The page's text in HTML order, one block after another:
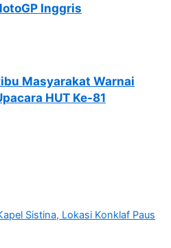
Inggris
Masyarakat Warnai
HUT Ke-81
Sistina, Lokasi Konklaf Paus